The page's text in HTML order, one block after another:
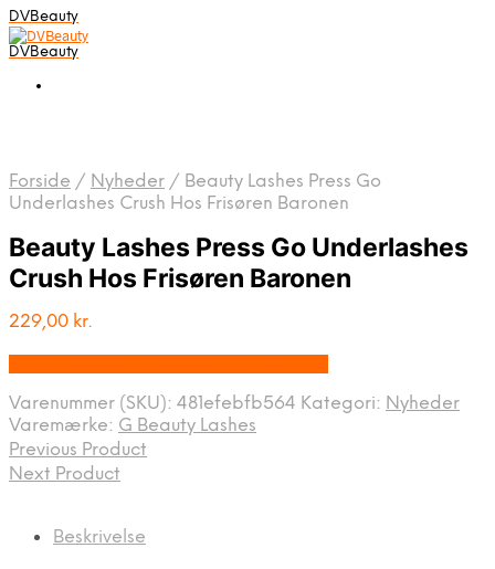
DVBeauty
DVBeauty
Forside / Nyheder / Beauty Lashes Press Go
Underlashes Crush Hos Frisøren Baronen
Beauty Lashes Press Go Underlashes
Crush Hos Frisøren Baronen
229,00 kr.
Varenummer (SKU): 481efebfb564 Kategori: Nyheder
Varemærke: G Beauty Lashes
Previous Product
Next Product
Beskrivelse